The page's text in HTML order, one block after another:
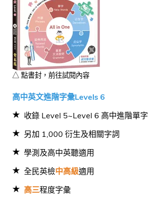
△ 點書封，前往試閱內容
高中英文進階字彙Levels 6
收錄 Level 5~Level 6 高中進階單字
另加 1,000 衍生及相關字詞
學測及高中英聽適用
全民英檢中高級適用
高三程度字彙